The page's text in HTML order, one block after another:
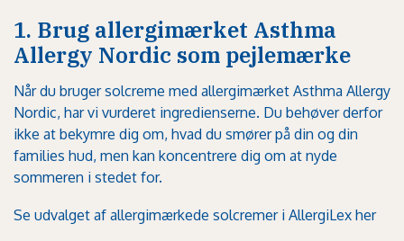
1. Brug allergimærket Asthma
Allergy Nordic som pejlemærke
Når du bruger solcreme med allergimærket Asthma Allergy
Nordic, har vi vurderet ingredienserne. Du behøver derfor
ikke at bekymre dig om, hvad du smører på din og din
families hud, men kan koncentrere dig om at nyde
sommeren i stedet for.
Se udvalget af allergimærkede solcremer i AllergiLex her